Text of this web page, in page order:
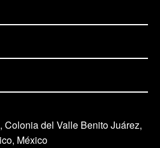
del Valle Benito Juárez,
México